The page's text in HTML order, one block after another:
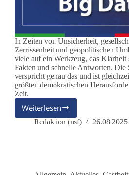
In Zeiten von Unsicherheit,
Zerrissenheit und geopolitischen
viele auf ein Werkzeug, das Klarheit
Fakten und schnelle Antworten. Die
verspricht genau das und ist
größten demokratischen
Zeit.
Weiterlesen
„Palantir“
–
Gerichtssaal
Redaktion (nsf) 26.08.2025